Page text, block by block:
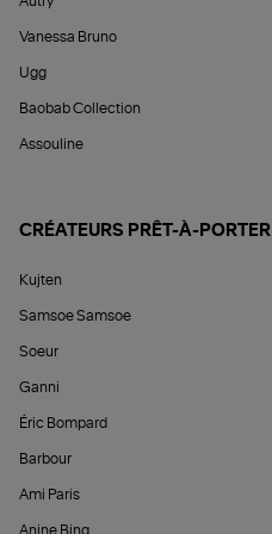
Vanessa Bruno
Ugg
Baobab Collection
Assouline
CRÉATEURS PRÊT-À-PORTER
Kujten
Samsoe Samsoe
Soeur
Ganni
Éric Bompard
Barbour
Ami Paris
Anine Bing